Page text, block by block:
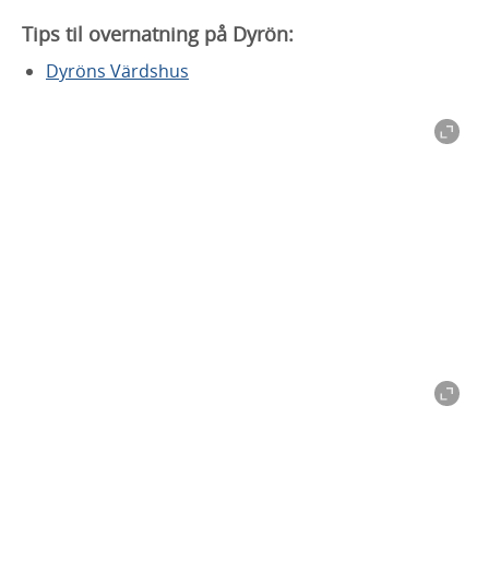
Tips til overnatning på Dyrön:
Dyröns Värdshus